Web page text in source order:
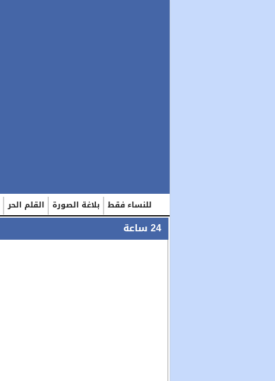
القلم الحر بلاغة الصورة للنساء فقط
24 ساعة